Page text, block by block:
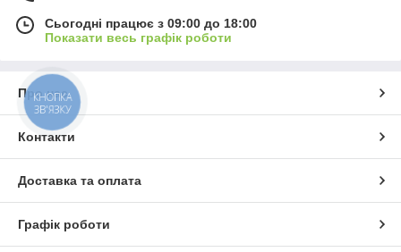
Сьогодні працює з 09:00 до 18:00
Показати весь графік роботи
Про нас
Контакти
Доставка та оплата
Графік роботи
КНОПКА
ЗВ'ЯЗКУ